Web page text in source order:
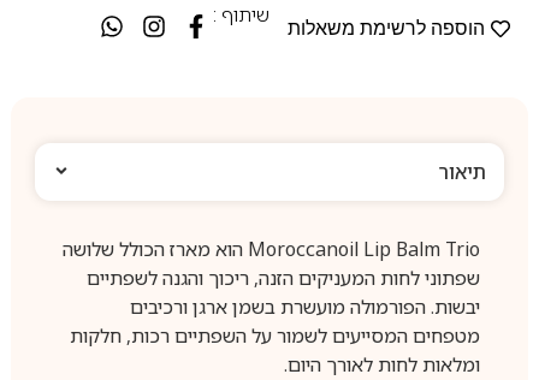
הוספה לרשימת משאלות
שיתוף :
תיאור
Moroccanoil Lip Balm Trio הוא מארז הכולל שלושה
שפתוני לחות המעניקים הזנה, ריכוך והגנה לשפתיים
יבשות. הפורמולה מועשרת בשמן ארגן ורכיבים
מטפחים המסייעים לשמור על השפתיים רכות, חלקות
ומלאות לחות לאורך היום.